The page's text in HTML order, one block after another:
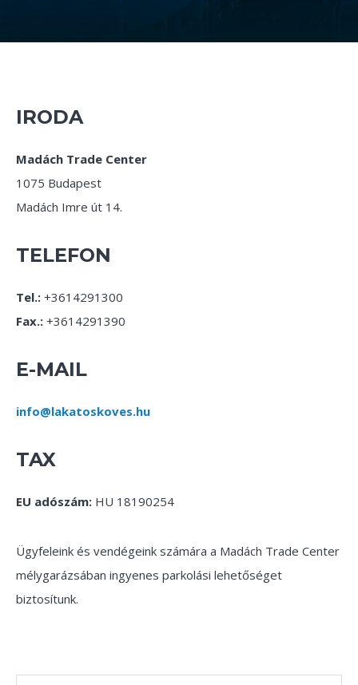
IRODA
Madách Trade Center
1075 Budapest
Madách Imre út 14.
TELEFON
Tel.: +3614291300
Fax.: +3614291390
E-MAIL
info@lakatoskoves.hu
TAX
EU adószám: HU 18190254
Ügyfeleink és vendégeink számára a Madách Trade Center
mélygarázsában ingyenes parkolási lehetőséget
biztosítunk.